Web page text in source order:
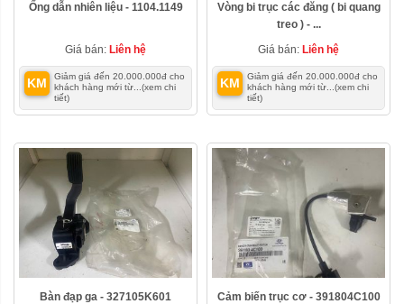
Ống dẫn nhiên liệu - 1104.1149
Giá bán: Liên hệ
KM
Giảm giá đến 20.000.000đ cho
khách hàng mới từ... (xem chi
tiết)
Vòng bi trục các đăng ( bi quang
treo ) - ...
Giá bán: Liên hệ
KM
Giảm giá đến 20.000.000đ cho
khách hàng mới từ... (xem chi
tiết)
Bàn đạp ga - 327105K601 Cảm biến trục cơ - 391804C100